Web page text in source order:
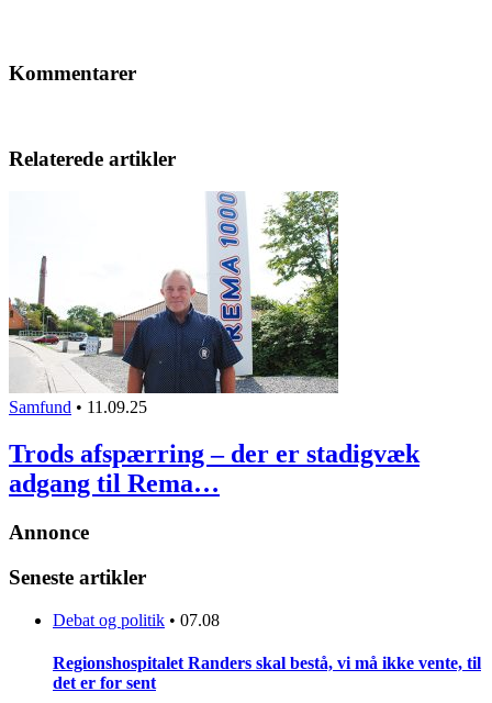
Kommentarer
Relaterede artikler
Samfund • 11.09.25
Trods afspærring – der er stadigvæk
adgang til Rema…
Annonce
Seneste artikler
Debat og politik • 07.08
Regionshospitalet Randers skal bestå, vi må ikke vente, til
det er for sent